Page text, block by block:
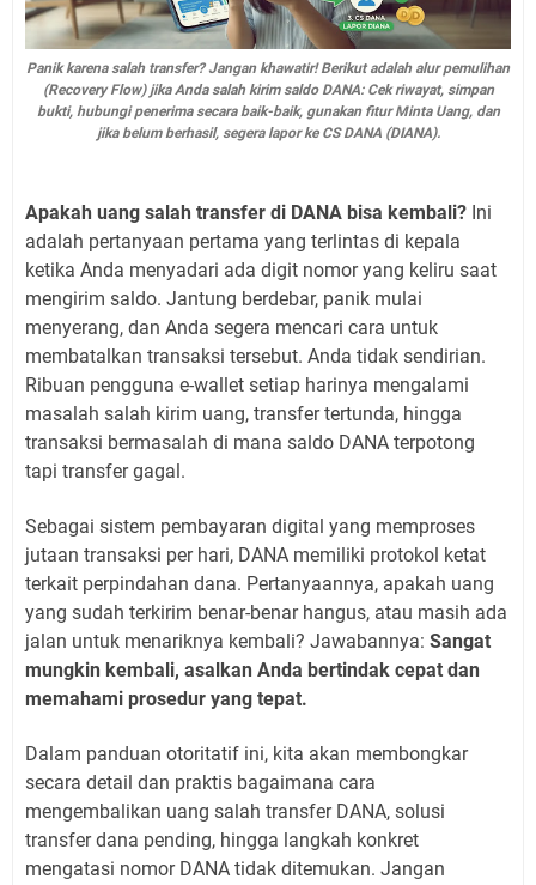
Panik karena salah transfer? Jangan khawatir! Berikut adalah alur pemulihan
(Recovery Flow) jika Anda salah kirim saldo DANA: Cek riwayat, simpan
bukti, hubungi penerima secara baik-baik, gunakan fitur Minta Uang, dan
jika belum berhasil, segera lapor ke CS DANA (DIANA).
Apakah uang salah transfer di DANA bisa kembali? Ini
adalah pertanyaan pertama yang terlintas di kepala
ketika Anda menyadari ada digit nomor yang keliru saat
mengirim saldo. Jantung berdebar, panik mulai
menyerang, dan Anda segera mencari cara untuk
membatalkan transaksi tersebut. Anda tidak sendirian.
Ribuan pengguna e-wallet setiap harinya mengalami
masalah salah kirim uang, transfer tertunda, hingga
transaksi bermasalah di mana saldo DANA terpotong
tapi transfer gagal.
Sebagai sistem pembayaran digital yang memproses
jutaan transaksi per hari, DANA memiliki protokol ketat
terkait perpindahan dana. Pertanyaannya, apakah uang
yang sudah terkirim benar-benar hangus, atau masih ada
jalan untuk menariknya kembali? Jawabannya: Sangat
mungkin kembali, asalkan Anda bertindak cepat dan
memahami prosedur yang tepat.
Dalam panduan otoritatif ini, kita akan membongkar
secara detail dan praktis bagaimana cara
mengembalikan uang salah transfer DANA, solusi
transfer dana pending, hingga langkah konkret
mengatasi nomor DANA tidak ditemukan. Jangan